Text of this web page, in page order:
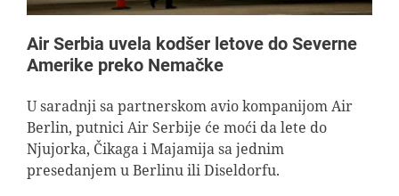
Air Serbia uvela kodšer letove do Severne
Amerike preko Nemačke
U saradnji sa partnerskom avio kompanijom Air
Berlin, putnici Air Serbije će moći da lete do
Njujorka, Čikaga i Majamija sa jednim
presedanjem u Berlinu ili Diseldorfu.